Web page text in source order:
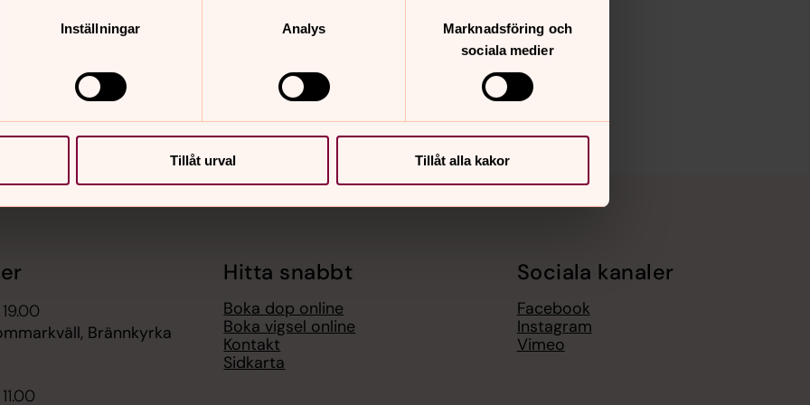
Inställningar Analys
Marknadsföring och
sociala medier
Tillåt urval Tillåt alla kakor
Brännkyrka
Hitta snabbt
Boka dop online
Boka vigsel online
Kontakt
Sidkarta
Sociala kanaler
Facebook
Instagram
Vimeo